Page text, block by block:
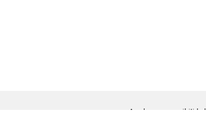
Ayuda para accesibilidad